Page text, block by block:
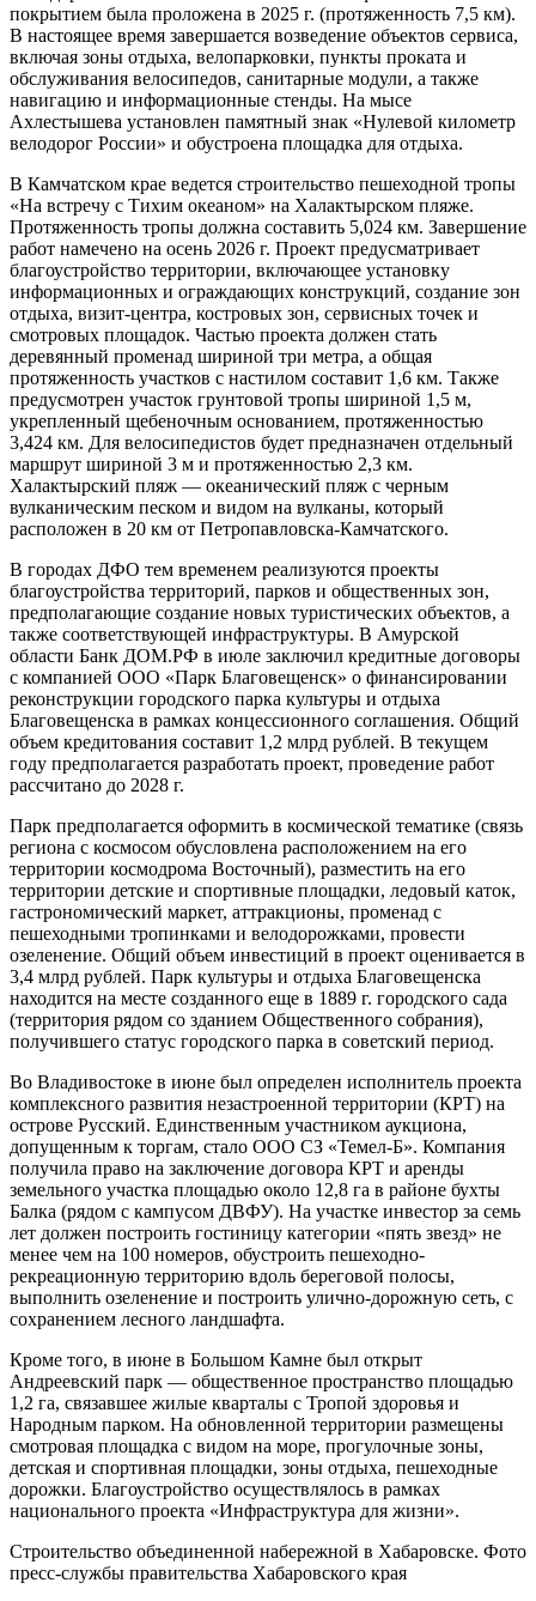
покрытием была проложена в 2025 г. (протяженность 7,5 км).
В настоящее время завершается возведение объектов сервиса,
включая зоны отдыха, велопарковки, пункты проката и
обслуживания велосипедов, санитарные модули, а также
навигацию и информационные стенды. На мысе
Ахлестышева установлен памятный знак «Нулевой километр
велодорог России» и обустроена площадка для отдыха.
В Камчатском крае ведется строительство пешеходной тропы
«На встречу с Тихим океаном» на Халактырском пляже.
Протяженность тропы должна составить 5,024 км. Завершение
работ намечено на осень 2026 г. Проект предусматривает
благоустройство территории, включающее установку
информационных и ограждающих конструкций, создание зон
отдыха, визит-центра, костровых зон, сервисных точек и
смотровых площадок. Частью проекта должен стать
деревянный променад шириной три метра, а общая
протяженность участков с настилом составит 1,6 км. Также
предусмотрен участок грунтовой тропы шириной 1,5 м,
укрепленный щебеночным основанием, протяженностью
3,424 км. Для велосипедистов будет предназначен отдельный
маршрут шириной 3 м и протяженностью 2,3 км.
Халактырский пляж — океанический пляж с черным
вулканическим песком и видом на вулканы, который
расположен в 20 км от Петропавловска-Камчатского.
В городах ДФО тем временем реализуются проекты
благоустройства территорий, парков и общественных зон,
предполагающие создание новых туристических объектов, а
также соответствующей инфраструктуры. В Амурской
области Банк ДОМ.РФ в июле заключил кредитные договоры
с компанией ООО «Парк Благовещенск» о финансировании
реконструкции городского парка культуры и отдыха
Благовещенска в рамках концессионного соглашения. Общий
объем кредитования составит 1,2 млрд рублей. В текущем
году предполагается разработать проект, проведение работ
рассчитано до 2028 г.
Парк предполагается оформить в космической тематике (связь
региона с космосом обусловлена расположением на его
территории космодрома Восточный), разместить на его
территории детские и спортивные площадки, ледовый каток,
гастрономический маркет, аттракционы, променад с
пешеходными тропинками и велодорожками, провести
озеленение. Общий объем инвестиций в проект оценивается в
3,4 млрд рублей. Парк культуры и отдыха Благовещенска
находится на месте созданного еще в 1889 г. городского сада
(территория рядом со зданием Общественного собрания),
получившего статус городского парка в советский период.
Во Владивостоке в июне был определен исполнитель проекта
комплексного развития незастроенной территории (КРТ) на
острове Русский. Единственным участником аукциона,
допущенным к торгам, стало ООО СЗ «Темел-Б». Компания
получила право на заключение договора КРТ и аренды
земельного участка площадью около 12,8 га в районе бухты
Балка (рядом с кампусом ДВФУ). На участке инвестор за семь
лет должен построить гостиницу категории «пять звезд» не
менее чем на 100 номеров, обустроить пешеходно-
рекреационную территорию вдоль береговой полосы,
выполнить озеленение и построить улично-дорожную сеть, с
сохранением лесного ландшафта.
Кроме того, в июне в Большом Камне был открыт
Андреевский парк — общественное пространство площадью
1,2 га, связавшее жилые кварталы с Тропой здоровья и
Народным парком. На обновленной территории размещены
смотровая площадка с видом на море, прогулочные зоны,
детская и спортивная площадки, зоны отдыха, пешеходные
дорожки. Благоустройство осуществлялось в рамках
национального проекта «Инфраструктура для жизни».
Строительство объединенной набережной в Хабаровске. Фото
пресс-службы правительства Хабаровского края